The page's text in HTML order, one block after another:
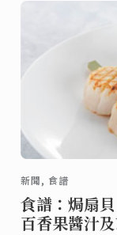
新聞, 食譜
食譜：焗扇
百香果醬汁